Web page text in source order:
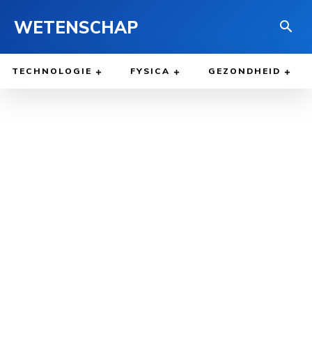
WETENSCHAP
TECHNOLOGIE FYSICA GEZONDHEID